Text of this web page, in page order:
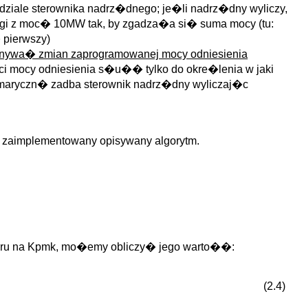
sterownika nadrz�dnego; je�li nadrz�dny wyliczy,
moc� 10MW tak, by zgadza�a si� suma mocy (tu:
zmian zaprogramowanej mocy odniesienia
mocy odniesienia s�u�� tylko do okre�lenia w jaki
zadba sterownik nadrz�dny wyliczaj�c
opisywany algorytm.
na Kpmk, mo�emy obliczy� jego warto��:
(2.4)